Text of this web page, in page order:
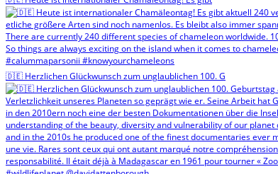
🇩🇪 Herzlichen Glückwunsch zum unglaublichen 100. G